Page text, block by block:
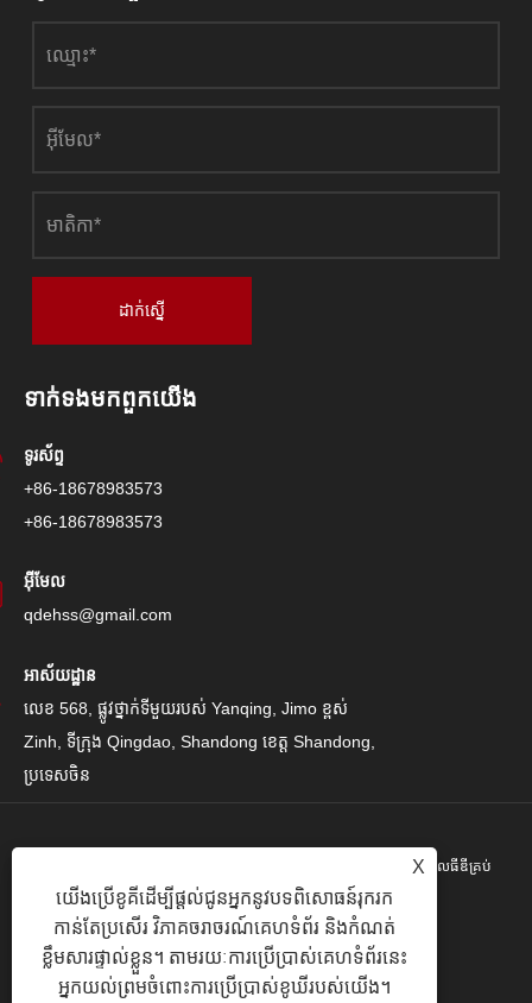
ដាក់ស្នើ
ទាក់ទង​មក​ពួក​យើង
ទូរស័ព្ទ
+86-18678983573
+86-18678983573
អ៊ីមែល
qdehss@gmail.com
អាស័យដ្ឋាន
លេខ 568, ផ្លូវថ្នាក់ទីមួយរបស់ Yanqing, Jimo ខ្ពស់
Zinh, ទីក្រុង Qingdao, Shandong ខេត្ត Shandong,
ប្រទេសចិន
រក្សាសិទ្ធិ© 2024 Qingdao Eihe Steel Steel Gropspors គ្រុបគ្រុបខូអិលធីឌីគ្រប់
បែបយ៉ាង។
Links | Sitemap | RSS | XML | គោលការណ៍ឯកជនភាព
X
យើងប្រើខូគីដើម្បីផ្តល់ជូនអ្នកនូវបទពិសោធន៍រុករក
កាន់តែប្រសើរ វិភាគចរាចរណ៍គេហទំព័រ និងកំណត់
ខ្លឹមសារផ្ទាល់ខ្លួន។ តាមរយៈការប្រើប្រាស់គេហទំព័រនេះ
អ្នកយល់ព្រមចំពោះការប្រើប្រាស់ខូឃីរបស់យើង។